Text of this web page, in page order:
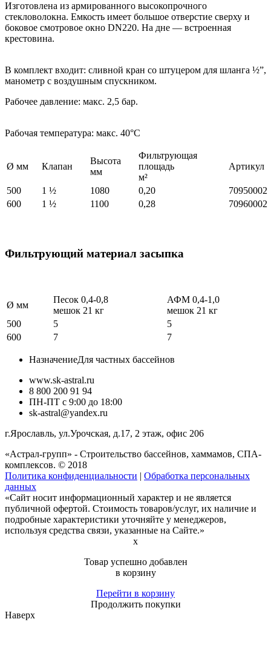
Изготовлена из армированного высокопрочного
стекловолокна. Емкость имеет большое отверстие сверху и
боковое смотровое окно DN220. На дне — встроенная
крестовина.
В комплект входит: сливной кран со штуцером для шланга ½”,
манометр с воздушным спускником.
Рабочее давление: макс. 2,5 бар.
Рабочая температура: макс. 40°C
Ø мм Клапан
Высота
мм
Фильтрующая
площадь
м²
Артикул
500 1 ½ 1080 0,20
70950002
600
1 ½ 1100 0,28 70960002
Фильтрующий материал засыпка
Ø мм
Песок 0,4-0,8
мешок 21 кг
АФМ 0,4-1,0
мешок 21 кг
500
5
5
600
7 7
НазначениеДля частных бассейнов
www.sk-astral.ru
8 800 200 91 94
ПН-ПТ с 9:00 до 18:00
sk-astral@yandex.ru
г.Ярославль, ул.Урочская, д.17, 2 этаж, офис 206
«Астрал-групп» - Строительство бассейнов, хаммамов, СПА-
комплексов. © 2018
Политика конфиденциальности | Обработка персональных
данных
«Сайт носит информационный характер и не является
публичной офертой. Стоимость товаров/услуг, их наличие и
подробные характеристики уточняйте у менеджеров,
используя средства связи, указанные на Сайте.»
x
Товар успешно добавлен
в корзину
Перейти в корзину
Продолжить покупки
Наверх